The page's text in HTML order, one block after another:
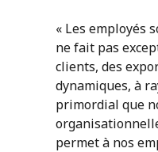
« Les employés
ne fait pas
clients, des
dynamiques, à
primordial que
permet à nos